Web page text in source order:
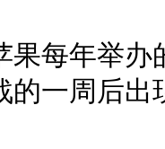
年举办
的一周后出